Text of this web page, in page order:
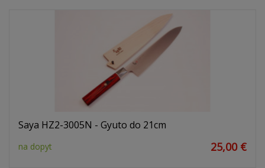
Saya HZ2-3005N - Gyuto do 21cm
na dopyt 25,00 €